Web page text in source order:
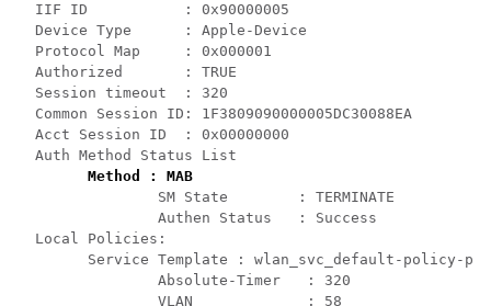
  IIF ID           : 0x90000005
  Device Type      : Apple-Device
  Protocol Map     : 0x000001
  Authorized       : TRUE
  Session timeout  : 320
  Common Session ID: 1F3809090000005DC30088EA
  Acct Session ID  : 0x00000000
  Auth Method Status List
Method : MAB
                SM State        : TERMINATE
                Authen Status   : Success
  Local Policies:
Service Template : wlan_svc_default-policy-
                Absolute-Timer   : 320
                VLAN             : 58